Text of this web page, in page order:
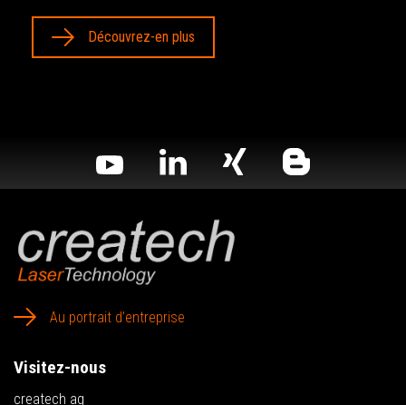
Découvrez-en plus
Au portrait d’entreprise
Visitez-nous
createch ag